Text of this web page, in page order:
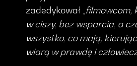
zadedykował „ filmowcom,
w ciszy, bez wsparcia, a
wszystko, co mają,
wiarą w prawdę i